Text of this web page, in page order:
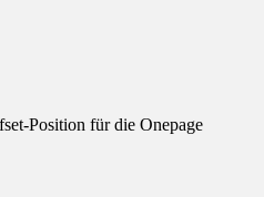
Position für die Onepage